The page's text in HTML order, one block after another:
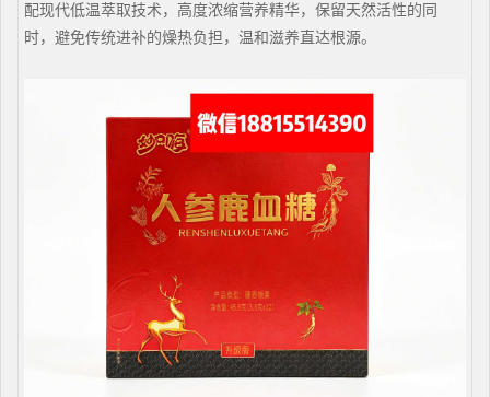
配现代低温萃取技术，高度浓缩营养精华，保留天然活性的同
时，避免传统进补的燥热负担，温和滋养直达根源。